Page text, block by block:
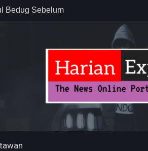
Slawi : “Dari
Diusut Tuntas